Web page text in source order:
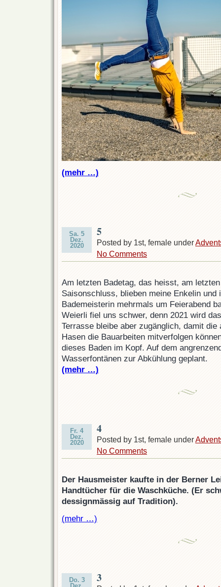
(mehr …)
Sa. 5
Dez.
2020
5
Posted by 1st, female under
No Comments
Am letzten Badetag, das heisst, am
Saisonschluss, blieben meine Enkelin und
Bademeisterin mehrmals um Feierabend
Weierli fiel uns schwer, denn 2021 wird
Terrasse bleibe aber zugänglich, damit die
Hasen die Bauarbeiten mitverfolgen
dieses Baden im Kopf. Auf dem
Wasserfontänen zur Abkühlung geplant.
(mehr …)
Fr. 4
Dez.
2020
4
Posted by 1st, female under
No Comments
Der Hausmeister kaufte in der Berner
Handtücher für die Waschküche. (Er
dessignmässig auf Tradition).
(mehr …)
Do. 3
3